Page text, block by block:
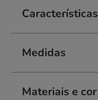
Características
Medidas
Materiais e cor